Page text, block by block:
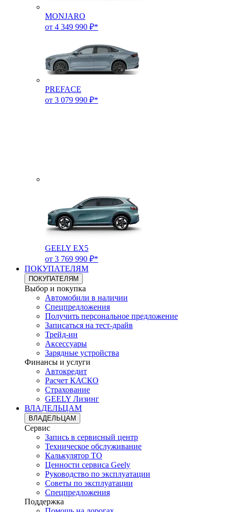
MONJARO
от 4 349 990 ₽*
PREFACE
от 3 079 990 ₽*
GEELY EX5
от 3 769 990 ₽*
ПОКУПАТЕЛЯМ
ПОКУПАТЕЛЯМ
Выбор и покупка
Автомобили в наличии
Спецпредложения
Получить персональное предложение
Записаться на тест-драйв
Трейд-ин
Аксессуары
Зарядные устройства
Финансы и услуги
Автокредит
Расчет КАСКО
Страхование
GEELY Лизинг
ВЛАДЕЛЬЦАМ
ВЛАДЕЛЬЦАМ
Сервис
Запись в сервисный центр
Техническое обслуживание
Калькулятор ТО
Ценности сервиса Geely
Руководство по эксплуатации
Советы по эксплуатации
Спецпредложения
Поддержка